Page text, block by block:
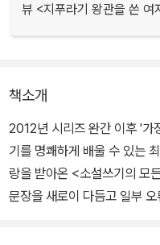
뷰 <지푸라기 왕관을 쓴 여
책소개
2012년 시리즈 완간 이후 '가
기를 명쾌하게 배울 수 있는
랑을 받아온 <소설쓰기의 모
문장을 새로이 다듬고 일부